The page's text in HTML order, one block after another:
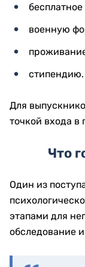
военную
стипендию.
Для
точкой входа
Что
Один из
этапами для
обследование